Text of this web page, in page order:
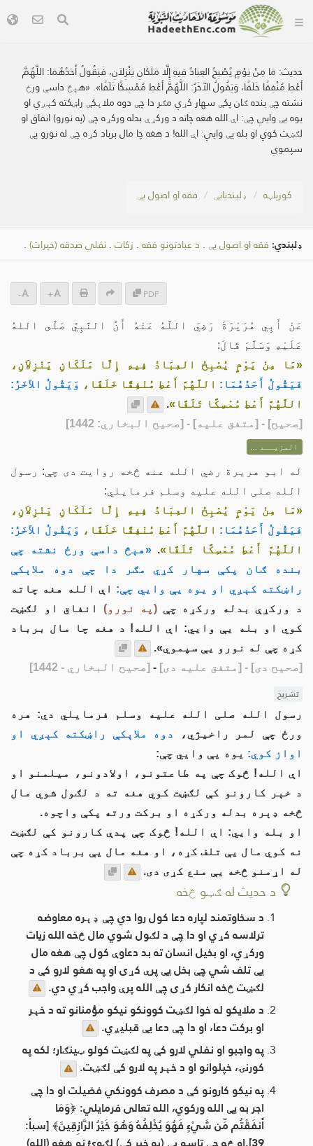
حدیث: مَا مِنْ يَوْمٍ يُصْبِحُ العِبَادُ فِيهِ إِلَّا مَلَكَانِ يَنْزِلاَنِ، فَيَقُولُ أَحَدُهُمَا: اللَّهُمَّ
أَعْطِ مُنْفِقًا خَلَفًا، وَيَقُولُ الآخَرُ: اللَّهُمَّ أَعْطِ مُمْسِكًا تَلَفًا». «هېڅ داسې ورځ
نشته چې بنده ګان پکې سهار کړي مګر دا چې دوه ملاېکې راښکته کېږي او
یوه یې وایي چې: اې الله هغه چاته د ورکړې بدله ورکړه چې (په نورو) انفاق او
لګښت کوي او بله یې وایي: اې الله! د هغه چا مال برباد کړه چې له نورو یې
سپموي
کور‌پاڼه ډلبندیانې فقه او اصول یې
ډلبندي: فقه او اصول یې . د عبادتونو فقه . زکات . نفلي صدقه (خیرات) .
PDF
+
-
عَنْ أَبِي هُرَيْرَةَ رَضِيَ اللَّهُ عَنْهُ أَنَّ النَّبِيَّ صَلَّى اللهُ
عَلَيْهِ وَسَلَّمَ قَالَ:
«مَا مِنْ يَوْمٍ يُصْبِحُ العِبَادُ فِيهِ إِلَّا مَلَكَانِ يَنْزِلاَنِ،
فَيَقُولُ أَحَدُهُمَا: اللَّهُمَّ أَعْطِ مُنْفِقًا خَلَفًا، وَيَقُولُ الآخَرُ:
اللَّهُمَّ أَعْطِ مُمْسِكًا تَلَفًا».
[صحيح] - [متفق عليه] - [صحيح البخاري: 1442]
المزيــد ...
له ابو هریرة رضي الله عنه څخه روایت دی چې: رسول
الله صلی الله علیه وسلم فرمایلي:
«مَا مِنْ يَوْمٍ يُصْبِحُ العِبَادُ فِيهِ إِلَّا مَلَكَانِ يَنْزِلاَنِ،
فَيَقُولُ أَحَدُهُمَا: اللَّهُمَّ أَعْطِ مُنْفِقًا خَلَفًا، وَيَقُولُ الآخَرُ:
اللَّهُمَّ أَعْطِ مُمْسِكًا تَلَفًا». «هېڅ داسې ورځ نشته چې
بنده ګان پکې سهار کړي مګر دا چې دوه ملاېکې
راښکته کېږي او یوه یې وایي چې: اې الله هغه چاته
د ورکړې بدله ورکړه چې (په نورو) انفاق او لګښت
کوي او بله یې وایي: اې الله! د هغه چا مال برباد
کړه چې له نورو یې سپموي».
[صحيح دی] - [متفق علیه دی] - [صحيح البخاري - 1442]
تشریح
رسول الله صلی الله علیه وسلم فرمایلي دي: هره
ورځ چې لمر راخیژي،
دوه ملاېکې راښکته کېږي او
اواز کوي: یوه یې وایي چې:
اې الله! څوک چې په طاعتونو، اولادونو، میلمنو او
د خېر کارونو کې لګښت کوي هغه ته د لګول شوي مال
څخه ډېره بدله ورکړه او برکت ورته پکې واچوه.
او بله وایي: اې الله! څوک چې پدې کارونو کې لګښت
نه کوي مال یې تلف کړه، او هغه مال یې برباد کړه چې
له اړمنو څخه یې منع کړی دی.
د حديث له ګټو څخه
د سخاوتمند لپاره دعا کول روا دي چې ډېره معاوضه
ترلاسه کړي او دا چې د لګول شوي مال څخه الله زیات
ورکړي، او بخیل انسان ته بد دعاوې کول چې هغه مال
یې تلف شي چې بخل یې پرې کړی او په هغو لارو کې د
لګښت څخه انکار کړی چې الله پرې واجب کړي دي.
د ملایکو له خوا لګښت کوونکو نیکو مؤمنانو ته د خېر
او برکت دعا، او دا چې دعا یې قبلیږي.
په واجبو او نفلي لارو کې په لګښت کولو ټینګار؛ لکه په
کورنۍ، خپلوانو او د خېر په لارو کې لګښت.
په نیکو کارونو کې د مصرف کوونکي فضیلت او دا چې
اجر به یې الله ورکوي، الله تعالی فرمایلي: ﴿وَمَا
أَنفَقْتُم مِّن شَيْءٍ فَهُوَ يُخْلِفُهُ وَهُوَ خَيْرُ الرَّازِقِينَ﴾ [سبأ: